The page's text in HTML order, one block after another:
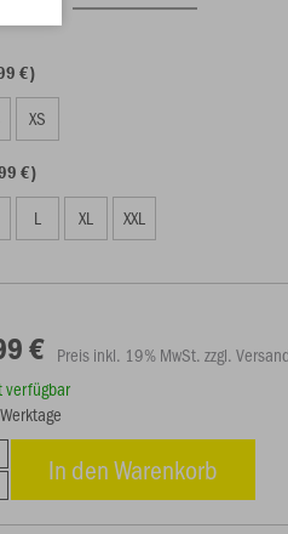
€)
XS
€)
L XL XXL
€ Preis inkl. 19% MwSt. zzgl. Versand
verfügbar
In den Warenkorb